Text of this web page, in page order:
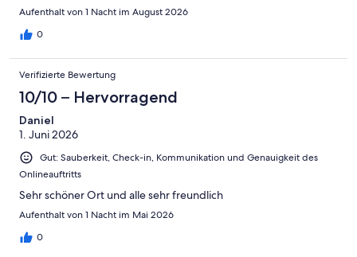
Aufenthalt von 1 Nacht im August 2026
0
Verifizierte Bewertung
10/10 – Hervorragend
Daniel
1. Juni 2026
Gut: Sauberkeit, Check-in, Kommunikation und Genauigkeit des
Onlineauftritts
Sehr schöner Ort und alle sehr freundlich
Aufenthalt von 1 Nacht im Mai 2026
0